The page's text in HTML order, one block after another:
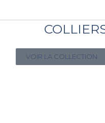
VOIR LA COLLECTION